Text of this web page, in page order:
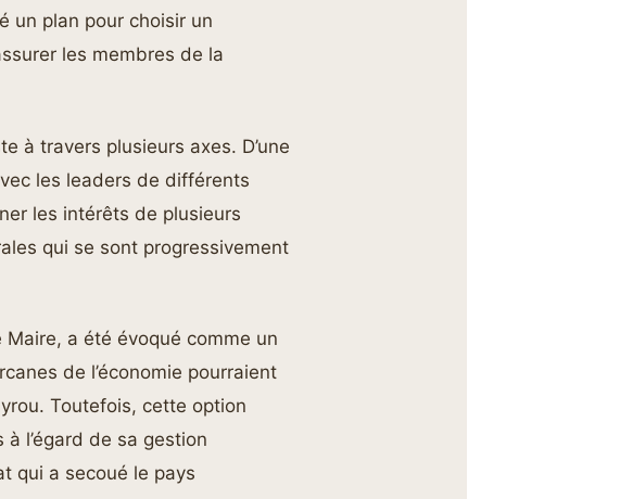
un plan pour choisir un
les membres de la
à travers plusieurs axes. D’une
les leaders de différents
les intérêts de plusieurs
qui se sont progressivement
Maire, a été évoqué comme un
de l’économie pourraient
Toutefois, cette option
l’égard de sa gestion
qui a secoué le pays